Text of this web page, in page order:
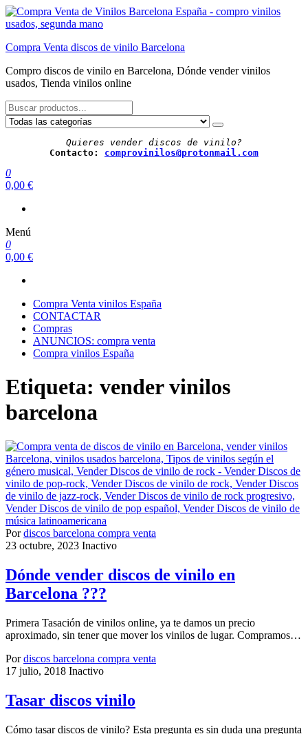
Saltar
al
Compra Venta discos de vinilo Barcelona
Compro discos de vinilo en Barcelona, Dónde vender vinilos
usados, Tienda vinilos online
Quieres vender discos de vinilo?
Contacto: comprovinilos@protonmail.com
0
0,00 €
Menú
0
0,00 €
Compra Venta vinilos España
CONTACTAR
Compras
ANUNCIOS: compra venta
Compra vinilos España
Etiqueta: vender vinilos
barcelona
Por discos barcelona compra venta
23 octubre, 2023 Inactivo
Dónde vender discos de vinilo en
Barcelona ???
Primera Tasación de vinilos online, ya te damos un precio
aproximado, sin tener que mover los vinilos de lugar. Compramos…
Por discos barcelona compra venta
17 julio, 2018 Inactivo
Tasar discos vinilo
Cómo tasar discos de vinilo? Esta pregunta es sin duda una pregunta